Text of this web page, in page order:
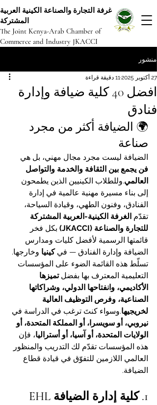
غرفة التجارة والصناعة الكينية العربية
المشتركة
The Joint Kenya-Arab Chamber of
Commerce and Industry JKACCI
منشور
افضل 40 كلية ضيافة وإدارة
فنادق
27 أكتوبر 2025 11 دقيقة قراءة
🌍 الضيافة أكثر من مجرد
صناعة
الضيافة ليست مجرد مجال مهني، بل هي
فن يجمع بين الثقافة والخدمة والتواصل
العالمي.وللطلاب الكينيين الذين يطمحون
إلى بناء مسيرة مهنية عالمية في إدارة
الفنادق، وفنون الطهي، وقيادة السياحة،
تقدّم الغرفة الكينية-العربية المشتركة
للتجارة والصناعة (JKACCI)
بكل فخر
قائمتها الرسمية لأفضل كليات ومدارس
الضيافة وإدارة الفنادق — في كينيا وخارجها.
تسلّط هذه القائمة الضوء على المؤسسات
التعليمية المعترف بها بفضل تميزها
الأكاديمي، وانفتاحها الدولي، وشراكاتها
الصناعية، وفرص التوظيف العالية
لخريجيها.وسواء كنتَ ترغب في الدراسة في
نيروبي، أو سويسرا، أو المملكة المتحدة، أو
الولايات المتحدة، أو آسيا، أو أستراليا، فإن
هذه المؤسسات تقدّم لك التدريب والمنظور
العالمي اللازمين للتفوّق في قيادة قطاع
الضيافة.